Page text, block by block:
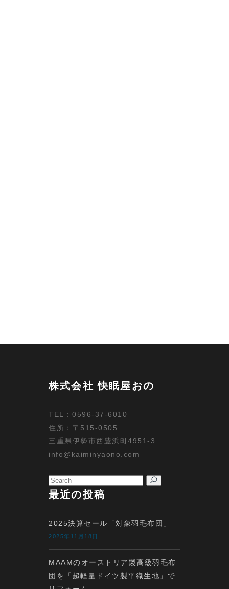
株式会社 快眠屋おの
TEL：0596-37-6010
住所：〒515-0505
三重県伊勢市西豊浜町4951-3
info@kaiminyaono.com
Search
for:
最近の投稿
2025決算セール「対象羽毛布団」
2025年11月18日
MAAMのオーストリア製高級羽毛布
団を「超軽量ドイツ製平織生地」で